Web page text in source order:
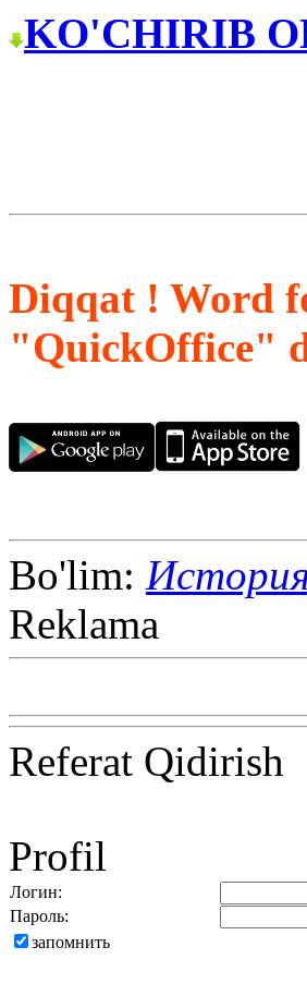
KO'CHIRIB
Diqqat ! Word
"QuickOffice"
Bo'lim:
Reklama
Referat Qidirish
Profil
Логин:
Пароль:
запомнить